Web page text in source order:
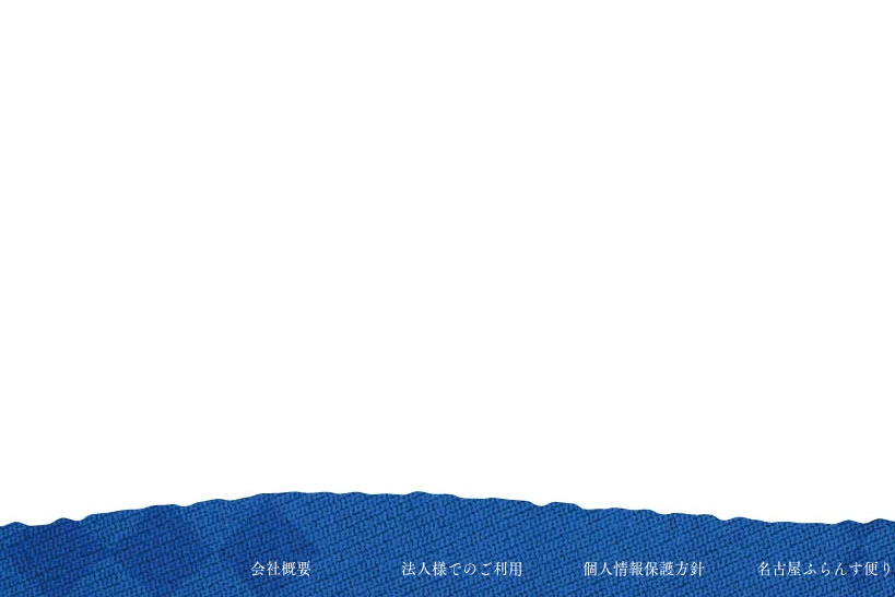
会社概要 法人様でのご利用 個人情報保護方針 名古屋ふらんす便り